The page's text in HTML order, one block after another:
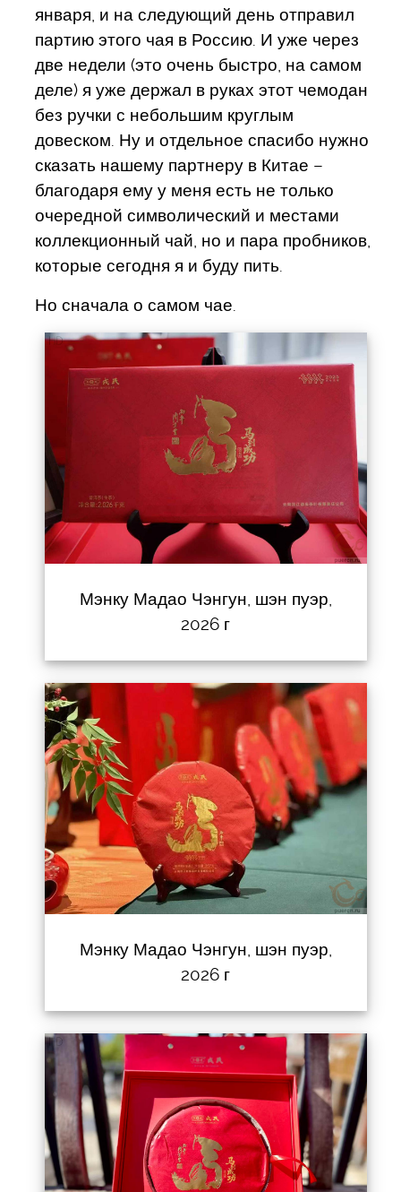
января, и на следующий день отправил
партию этого чая в Россию. И уже через
две недели (это очень быстро, на самом
деле) я уже держал в руках этот чемодан
без ручки с небольшим круглым
довеском. Ну и отдельное спасибо нужно
сказать нашему партнеру в Китае –
благодаря ему у меня есть не только
очередной символический и местами
коллекционный чай, но и пара пробников,
которые сегодня я и буду пить.
Но сначала о самом чае.
Мэнку Мадао Чэнгун, шэн пуэр,
2026 г
Мэнку Мадао Чэнгун, шэн пуэр,
2026 г